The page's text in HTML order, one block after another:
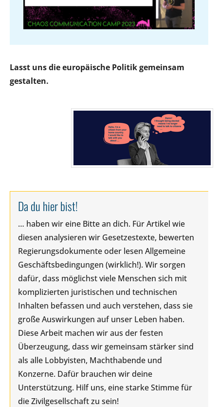
Lasst uns die europäische Politik gemeinsam
gestalten.
Da du hier bist!
… haben wir eine Bitte an dich. Für Artikel wie
diesen analysieren wir Gesetzestexte, bewerten
Regierungsdokumente oder lesen Allgemeine
Geschäftsbedingungen (wirklich!). Wir sorgen
dafür, dass möglichst viele Menschen sich mit
komplizierten juristischen und technischen
Inhalten befassen und auch verstehen, dass sie
große Auswirkungen auf unser Leben haben.
Diese Arbeit machen wir aus der festen
Überzeugung, dass wir gemeinsam stärker sind
als alle Lobbyisten, Machthabende und
Konzerne. Dafür brauchen wir deine
Unterstützung. Hilf uns, eine starke Stimme für
die Zivilgesellschaft zu sein!